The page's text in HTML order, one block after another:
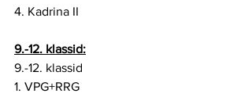
4. Kadrina II
9.-12. klassid:
9.-12. klassid
1. VPG+RRG